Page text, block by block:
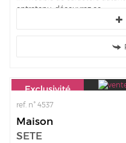
entretenu, découvrez ce...
ref. n° 4537
Maison
SETE